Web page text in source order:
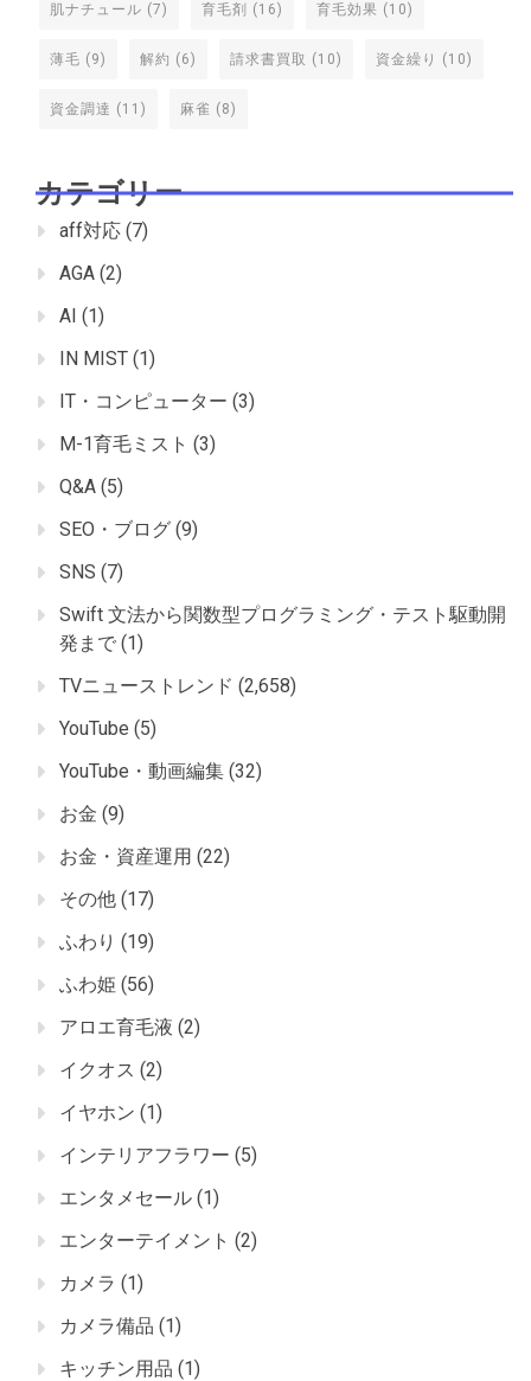
肌ナチュール (7) 育毛剤 (16) 育毛効果 (10)
薄毛 (9) 解約 (6) 請求書買取 (10) 資金繰り (10)
資金調達 (11) 麻雀 (8)
カテゴリー
aff対応 (7)
AGA (2)
AI (1)
IN MIST (1)
IT・コンピューター (3)
M-1育毛ミスト (3)
Q&A (5)
SEO・ブログ (9)
SNS (7)
Swift 文法から関数型プログラミング・テスト駆動開
発まで (1)
TVニューストレンド (2,658)
YouTube (5)
YouTube・動画編集 (32)
お金 (9)
お金・資産運用 (22)
その他 (17)
ふわり (19)
ふわ姫 (56)
アロエ育毛液 (2)
イクオス (2)
イヤホン (1)
インテリアフラワー (5)
エンタメセール (1)
エンターテイメント (2)
カメラ (1)
カメラ備品 (1)
キッチン用品 (1)